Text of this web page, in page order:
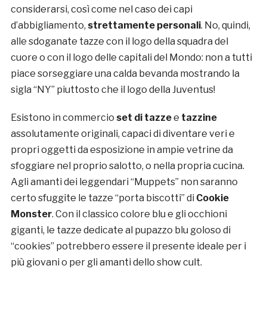
considerarsi, così come nel caso dei capi
d’abbigliamento, strettamente personali. No, quindi,
alle sdoganate tazze con il logo della squadra del
cuore o con il logo delle capitali del Mondo: non a tutti
piace sorseggiare una calda bevanda mostrando la
sigla “NY” piuttosto che il logo della Juventus!
Esistono in commercio set di tazzee tazzine
assolutamente originali, capaci di diventare veri e
propri oggetti da esposizione in ampie vetrine da
sfoggiare nel proprio salotto, o nella propria cucina.
Agli amanti dei leggendari “Muppets” non saranno
certo sfuggite le tazze “porta biscotti” di Cookie
Monster. Con il classico colore blu e gli occhioni
giganti, le tazze dedicate al pupazzo blu goloso di
“cookies” potrebbero essere il presente ideale per i
più giovani o per gli amanti dello show cult.